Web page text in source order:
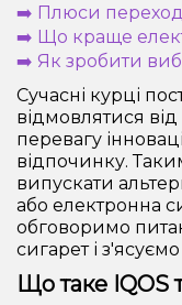
➡️ Плюси
➡️ Що краще
➡️ Як зробити
Сучасні курці
відмовлятися
перевагу
відпочинку.
випускати
або електронна
обговоримо
сигарет і
Що таке IQOS